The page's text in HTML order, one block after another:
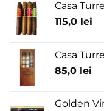
Casa
115,0 lei
Casa
85,0 lei
Golden